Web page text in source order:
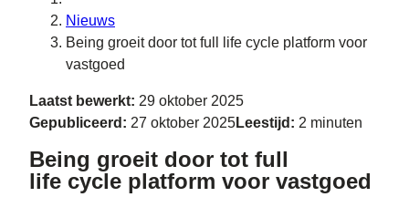
Nieuws
Being groeit door tot full life cycle platform voor
vastgoed
Laatst bewerkt: 29 oktober 2025
Gepubliceerd: 27 oktober 2025Leestijd: 2 minuten
Being groeit door tot full
life cycle platform voor vastgoed